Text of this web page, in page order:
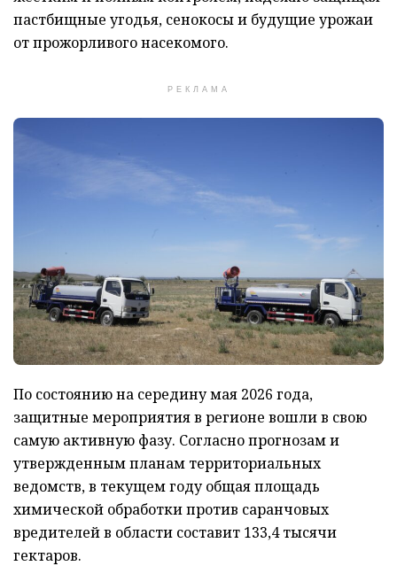
пастбищные угодья, сенокосы и будущие урожаи
от прожорливого насекомого.
РЕКЛАМА
По состоянию на середину мая 2026 года,
защитные мероприятия в регионе вошли в свою
самую активную фазу. Согласно прогнозам и
утвержденным планам территориальных
ведомств, в текущем году общая площадь
химической обработки против саранчовых
вредителей в области составит 133,4 тысячи
гектаров.